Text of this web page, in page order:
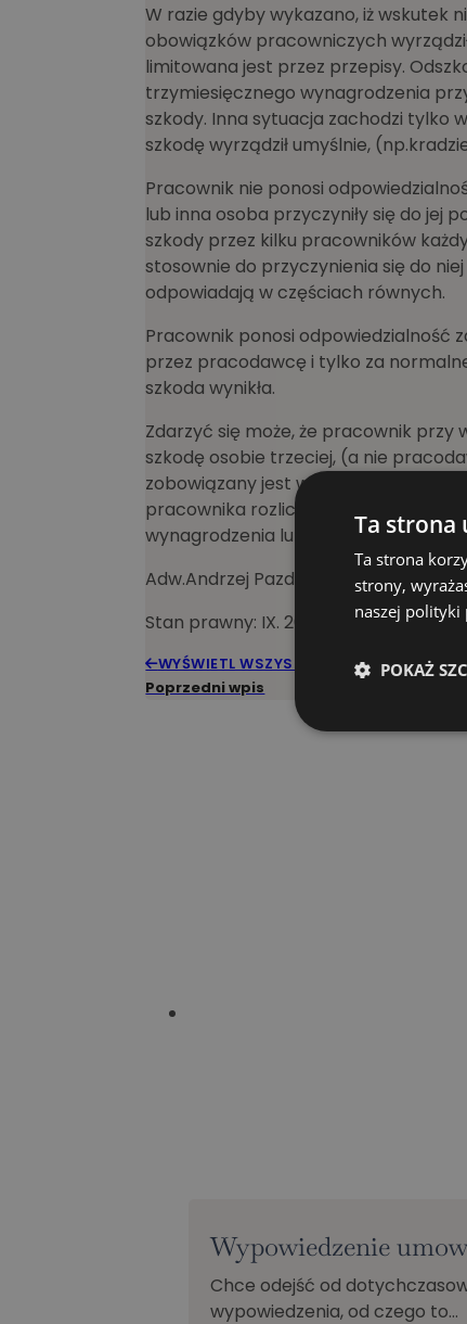
W razie gdyby wykazano, iż wskutek
obowiązków pracowniczych
limitowana jest przez przepisy.
trzymiesięcznego wynagrodzenia
szkody. Inna sytuacja zachodzi tylko
szkodę wyrządził umyślnie,
Pracownik nie ponosi
lub inna osoba przyczyniły się do jej
szkody przez kilku pracowników
stosownie do przyczynienia się do
odpowiadają w częściach równych.
Pracownik ponosi odpowiedzialność
przez pracodawcę i tylko za
szkoda wynikła.
Zdarzyć się może, że pracownik
szkodę osobie trzeciej, (a nie
zobowiązany jest wyłącznie
pracownika rozliczenia kosztów wg.
wynagrodzenia lub całość, gdy
Adw.Andrzej Pazdyga –
kancelaria
Stan prawny: IX. 2014 r.
WYŚWIETL WSZYSTKIE WPISY
Poprzedni wpis
Wypowiedzenie
Chce odejść od
wypowiedzenia, od czego to…
Ta strona
Ta strona
strony,
naszej polityki
POKAŻ